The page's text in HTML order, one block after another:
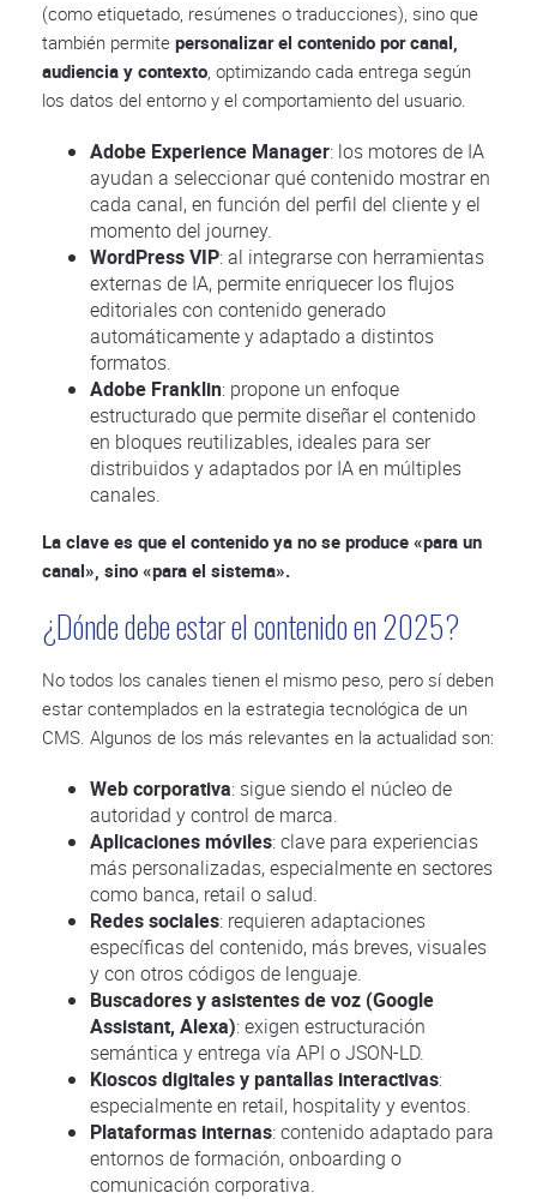
(como etiquetado, resúmenes o traducciones), sino que
también permite personalizar el contenido por canal,
audiencia y contexto, optimizando cada entrega según
los datos del entorno y el comportamiento del usuario.
Adobe Experience Manager: los motores de IA
ayudan a seleccionar qué contenido mostrar en
cada canal, en función del perfil del cliente y el
momento del journey.
WordPress VIP: al integrarse con herramientas
externas de IA, permite enriquecer los flujos
editoriales con contenido generado
automáticamente y adaptado a distintos
formatos.
Adobe Franklin: propone un enfoque
estructurado que permite diseñar el contenido
en bloques reutilizables, ideales para ser
distribuidos y adaptados por IA en múltiples
canales.
La clave es que el contenido ya no se produce «para un
canal», sino «para el sistema».
¿Dónde debe estar el contenido en 2025?
No todos los canales tienen el mismo peso, pero sí deben
estar contemplados en la estrategia tecnológica de un
CMS. Algunos de los más relevantes en la actualidad son:
Web corporativa: sigue siendo el núcleo de
autoridad y control de marca.
Aplicaciones móviles: clave para experiencias
más personalizadas, especialmente en sectores
como banca, retail o salud.
Redes sociales: requieren adaptaciones
específicas del contenido, más breves, visuales
y con otros códigos de lenguaje.
Buscadores y asistentes de voz (Google
Assistant, Alexa): exigen estructuración
semántica y entrega vía API o JSON-LD.
Kioscos digitales y pantallas interactivas:
especialmente en retail, hospitality y eventos.
Plataformas internas: contenido adaptado para
entornos de formación, onboarding o
comunicación corporativa.